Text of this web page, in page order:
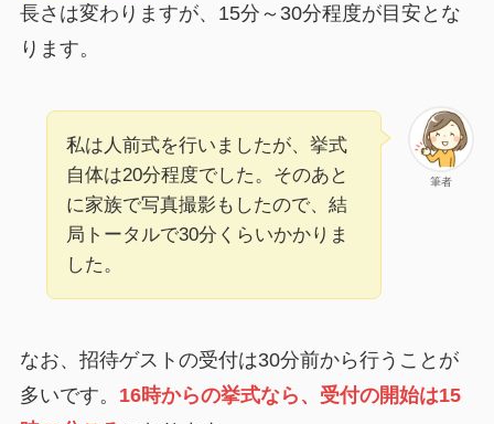
長さは変わりますが、15分～30分程度が目安とな
ります。
筆者
私は人前式を行いましたが、挙式
自体は20分程度でした。そのあと
に家族で写真撮影もしたので、結
局トータルで30分くらいかかりま
した。
なお、招待ゲストの受付は30分前から行うことが
多いです。 16時からの挙式なら、受付の開始は15